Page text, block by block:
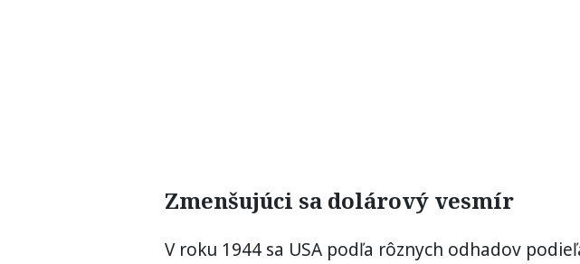
Zmenšujúci sa dolárový vesmír
V roku 1944 sa USA podľa rôznych odhadov